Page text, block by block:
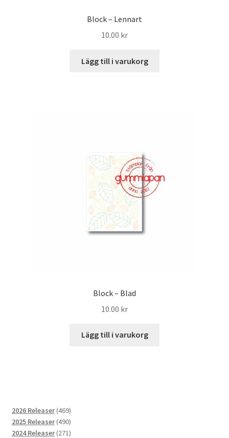
Block – Lennart
10.00 kr
Lägg till i varukorg
Block – Blad
10.00 kr
Lägg till i varukorg
2026 Releaser 469469
produkter
2025 Releaser 490490
produkter
2024 Releaser 271271